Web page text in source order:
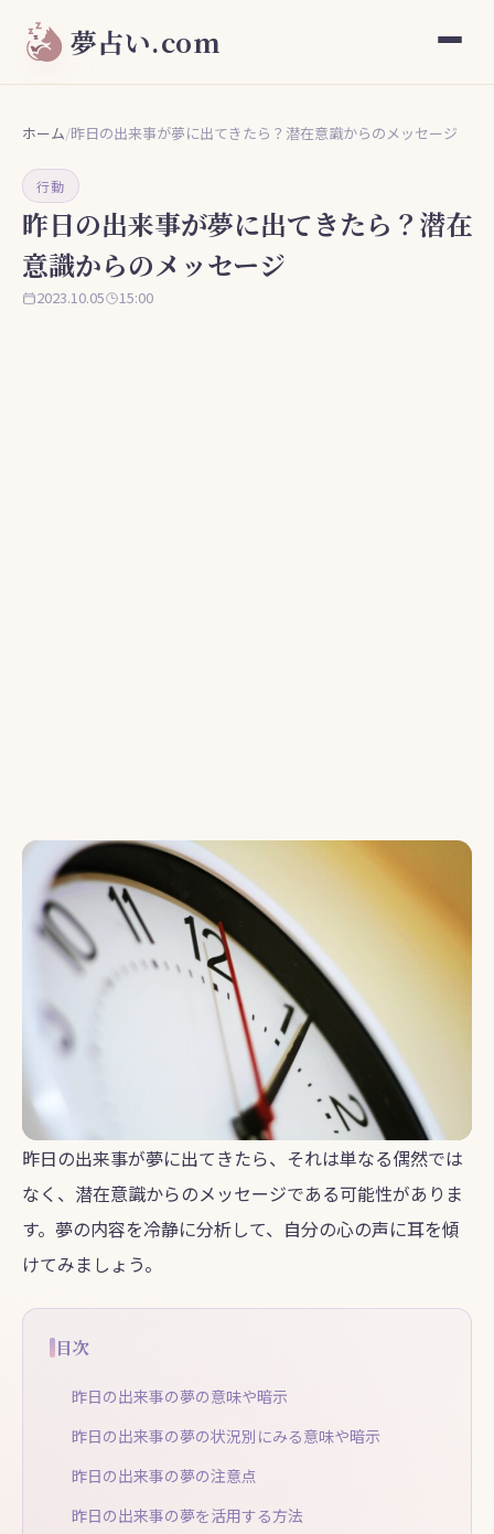
夢占い.com
ホーム/昨日の出来事が夢に出てきたら？潜在意識からのメッセージ
行動
昨日の出来事が夢に出てきたら？潜在
意識からのメッセージ
2023.10.05 15:00
昨日の出来事が夢に出てきたら、それは単なる偶然では
なく、潜在意識からのメッセージである可能性がありま
す。夢の内容を冷静に分析して、自分の心の声に耳を傾
けてみましょう。
目次
昨日の出来事の夢の意味や暗示
昨日の出来事の夢の状況別にみる意味や暗示
昨日の出来事の夢の注意点
昨日の出来事の夢を活用する方法